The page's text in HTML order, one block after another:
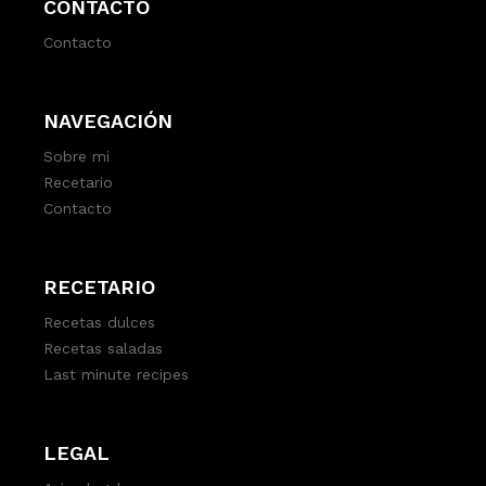
CONTACTO
Contacto
NAVEGACIÓN
Sobre mi
Recetario
Contacto
RECETARIO
Recetas dulces
Recetas saladas
Last minute recipes
LEGAL